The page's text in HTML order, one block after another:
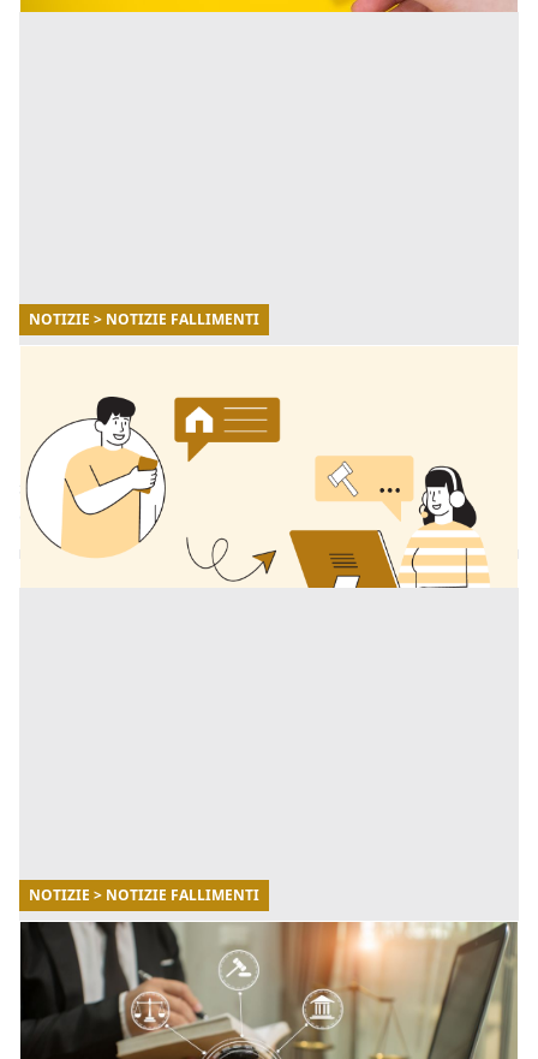
NOTIZIE > NOTIZIE FALLIMENTI
Aste giudiziarie: come orientarsi in sicurezza
con la consulenza di Fallimenti.it
Per affrontare questo percorso senza stress nasce il
servizio di consulenza di Fallimenti.it per la ricerca di
qualsiasi immobile in asta. [...]
NOTIZIE > NOTIZIE FALLIMENTI
13/11/2025
Guida completa alle aste giudiziarie in Italia
(2025)
Come funzionano, dove trovarle e quali errori evitare.